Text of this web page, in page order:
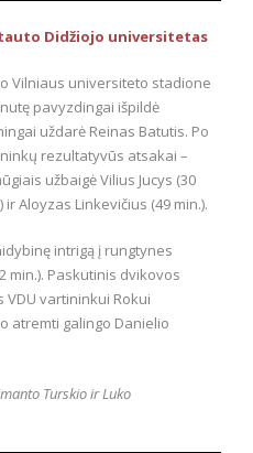
Didžiojo universitetas
Vilniaus universiteto stadione
pavyzdingai išpildė
uždarė Reinas Batutis. Po
rezultatyvūs atsakai –
užbaigė Vilius Jucys (30
ir Aloyzas Linkevičius (49 min.).
intrigą į rungtynes
min.). Paskutinis dvikovos
vartininkui Rokui
atremti galingo Danielio
Turskio ir Luko